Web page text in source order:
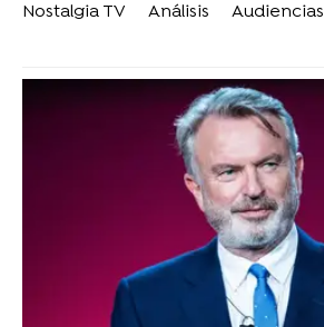
Nostalgia TV
Análisis Audiencias